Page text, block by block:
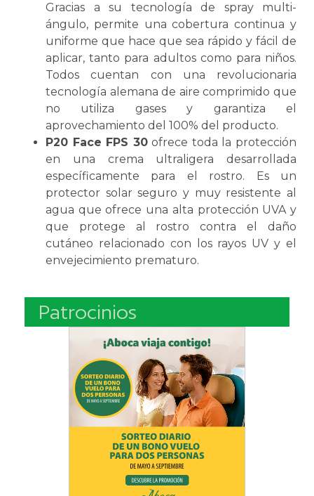
Gracias a su tecnología de spray multi-
ángulo, permite una cobertura continua y
uniforme que hace que sea rápido y fácil de
aplicar, tanto para adultos como para niños.
Todos cuentan con una revolucionaria
tecnología alemana de aire comprimido que
no utiliza gases y garantiza el
aprovechamiento del 100% del producto.
P20 Face FPS 30ofrece toda la protección
en una crema ultraligera desarrollada
específicamente para el rostro. Es un
protector solar seguro y muy resistente al
agua que ofrece una alta protección UVA y
que protege al rostro contra el daño
cutáneo relacionado con los rayos UV y el
envejecimiento prematuro.
Patrocinios